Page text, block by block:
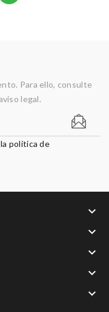
Para ello, consulte
legal.
política de
keyboard_arrow_down
keyboard_arrow_down
keyboard_arrow_down
keyboard_arrow_down
keyboard_arrow_down